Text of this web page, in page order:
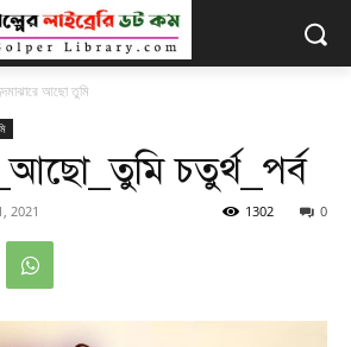
আছো তুমি
চতুর্থ_পর্ব
2021 0
1302